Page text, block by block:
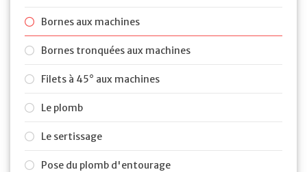
Bornes aux machines
Bornes tronquées aux machines
Filets à 45° aux machines
Le plomb
Le sertissage
Pose du plomb d'entourage